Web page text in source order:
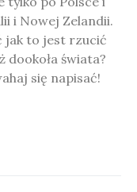
i Nowej Zelandii.
jak to jest rzucić
świata?
się napisać!